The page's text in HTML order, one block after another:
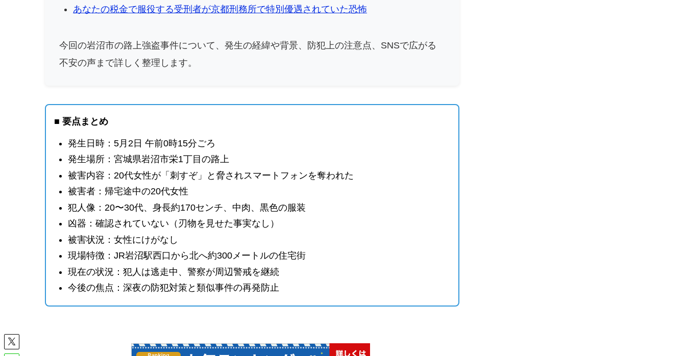
あなたの税金で服役する受刑者が京都刑務所で特別優遇されていた恐怖
今回の岩沼市の路上強盗事件について、発生の経緯や背景、防犯上の注意点、SNSで広がる
不安の声まで詳しく整理します。
■ 要点まとめ
発生日時：5月2日 午前0時15分ごろ
発生場所：宮城県岩沼市栄1丁目の路上
被害内容：20代女性が「刺すぞ」と脅されスマートフォンを奪われた
被害者：帰宅途中の20代女性
犯人像：20〜30代、身長約170センチ、中肉、黒色の服装
凶器：確認されていない（刃物を見せた事実なし）
被害状況：女性にけがなし
現場特徴：JR岩沼駅西口から北へ約300メートルの住宅街
現在の状況：犯人は逃走中、警察が周辺警戒を継続
今後の焦点：深夜の防犯対策と類似事件の再発防止